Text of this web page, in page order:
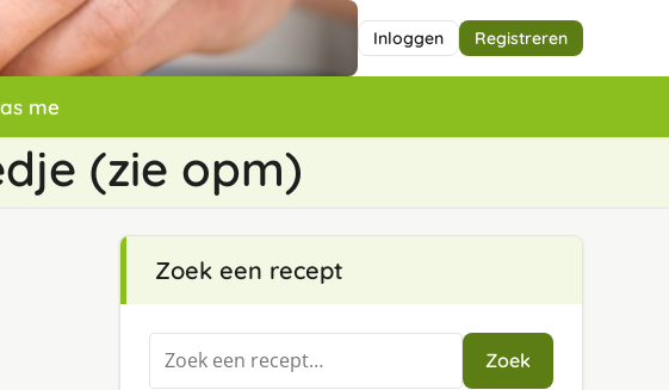
Inloggen Registreren
me
(zie opm)
Zoek een recept
Zoeken
naar:
Zoek